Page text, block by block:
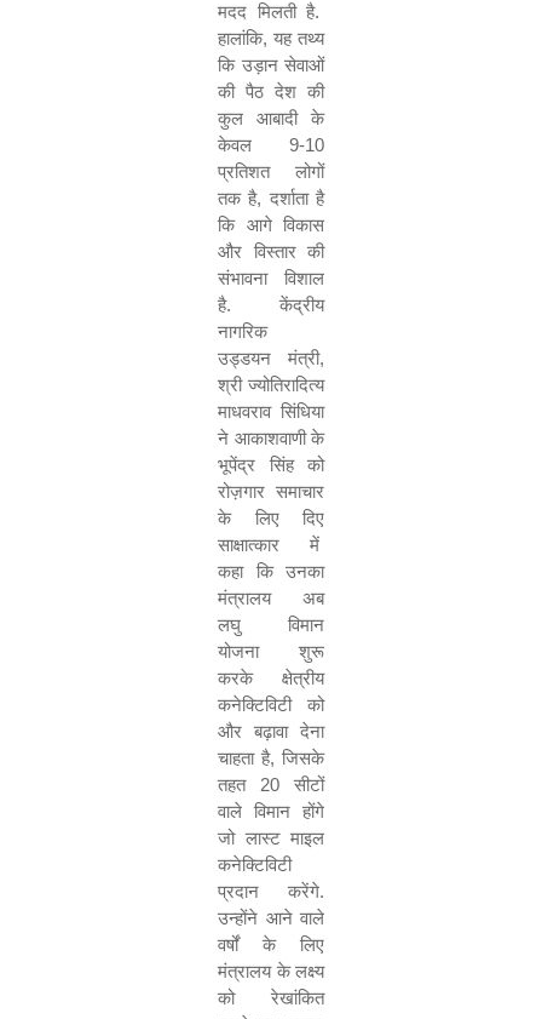
मदद मिलती है.
हालांकि, यह तथ्य
कि उड़ान सेवाओं
की पैठ देश की
कुल
आबादी
के
केवल 9-10
प्रतिशत
लोगों
तक है, दर्शाता है
कि आगे विकास
और विस्तार की
संभावना
विशाल
है. केंद्रीय
नागरिक
उड्डयन
मंत्री,
श्री ज्योतिरादित्य
माधवराव सिंधिया
ने आकाशवाणी के
भूपेंद्र
सिंह
को
रोज़गार समाचार
के
लिए
दिए
साक्षात्कार
में
कहा
कि
उनका
मंत्रालय
अब
लघु
विमान
योजना
शुरू
करके
क्षेत्रीय
कनेक्टिविटी
को
और बढ़ावा देना
चाहता है, जिसके
तहत20 सीटों
वाले विमान होंगे
जो लास्ट माइल
कनेक्टिविटी
प्रदान
करेंगे.
उन्होंने आने वाले
वर्षों
के
लिए
मंत्रालय के लक्ष्य
को
रेखांकित